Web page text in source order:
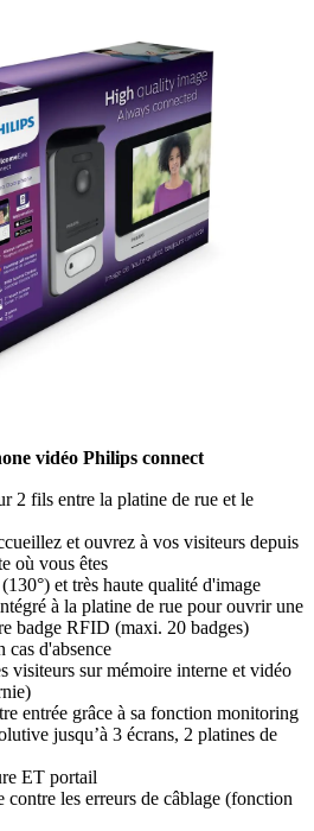
vidéo Philips connect
2 fils entre la platine de rue et le
et ouvrez à vos visiteurs depuis
où vous êtes
et très haute qualité d'image
à la platine de rue pour ouvrir une
badge RFID (maxi. 20 badges)
cas d'absence
visiteurs sur mémoire interne et vidéo
entrée grâce à sa fonction monitoring
jusqu’à 3 écrans, 2 platines de
ET portail
les erreurs de câblage (fonction